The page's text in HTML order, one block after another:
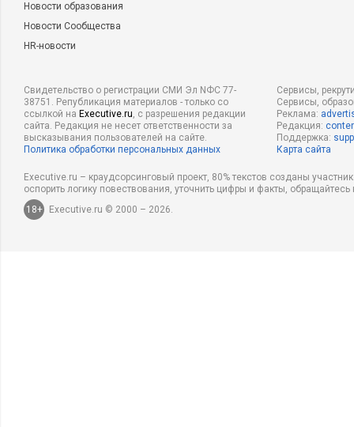
Новости образования
Новости Сообщества
HR-новости
Свидетельство о регистрации СМИ Эл NФС 77-
38751. Републикация материалов - только со
ссылкой на Executive.ru, с разрешения редакции
сайта. Редакция не несет ответственности за
высказывания пользователей на сайте.
Политика обработки персональных данных
Сервисы,
Сервисы,
Реклама:
Редакция:
Поддержка:
Карта сайта
Executive.ru – краудсорсинговый проект, 80% текстов созданы
оспорить логику повествования, уточнить цифры и факты,
18+
Executive.ru © 2000 – 2026.